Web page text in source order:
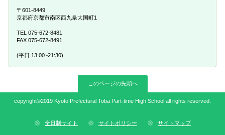
このページの先頭へ
〒601-8449
京都府京都市南区西九条大国町1
TEL 075-672-8481
FAX 075-672-8491
(平日 13:00~21:30)
copyright©2019 Kyoto Prefectural Toba Part-time High School all rights reserved.
全日制サイト サイトポリシー サイトマップ